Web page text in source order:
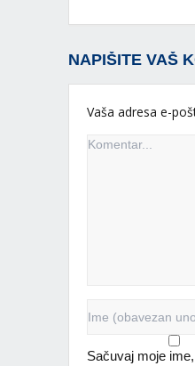
NAPIŠITE VAŠ
Vaša adresa e-
Sačuvaj moje